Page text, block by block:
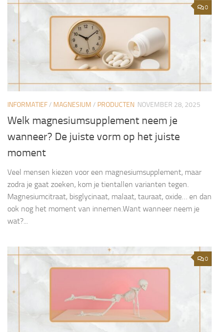
0
INFORMATIEF/ MAGNESIUM / PRODUCTEN NOVEMBER 28, 2025
Welk magnesiumsupplement neem je
wanneer? De juiste vorm op het juiste
moment
Veel mensen kiezen voor een magnesiumsupplement, maar
zodra je gaat zoeken, kom je tientallen varianten tegen.
Magnesiumcitraat, bisglycinaat, malaat, tauraat, oxide… en dan
ook nog het moment van innemen.Want wanneer neem je
wat?...
0